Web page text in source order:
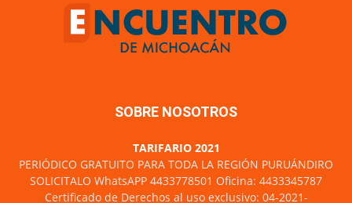
SOBRE NOSOTROS
TARIFARIO 2021
PERIÓDICO GRATUITO PARA TODA LA REGIÓN PURUÁNDIRO
SOLICITALO WhatsAPP 4433778501 Oficina: 4433345787
Certificado de Derechos al uso exclusivo: 04-2021-